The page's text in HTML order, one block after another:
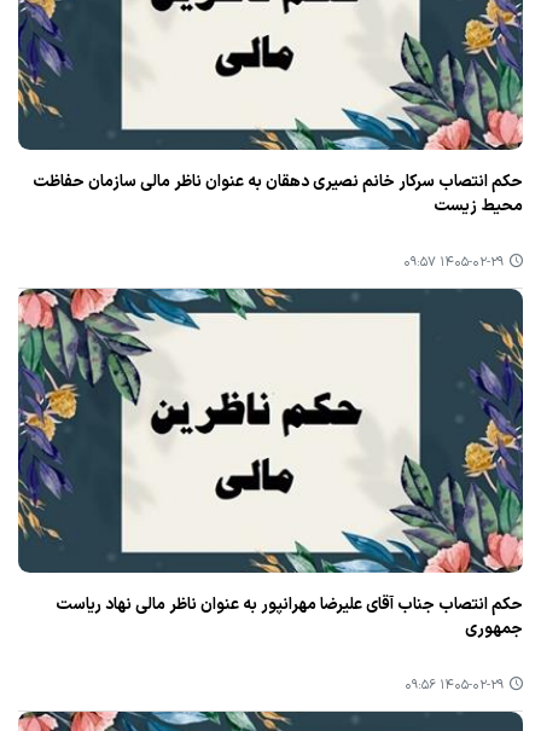
حکم انتصاب سرکار خانم نصیری دهقان به عنوان ناظر مالی سازمان حفاظت
محیط زیست
۱۴۰۵-۰۲-۲۹ ۰۹:۵۷
حکم انتصاب جناب آقای علیرضا مهرانپور به عنوان ناظر مالی نهاد ریاست
جمهوری
۱۴۰۵-۰۲-۲۹ ۰۹:۵۶